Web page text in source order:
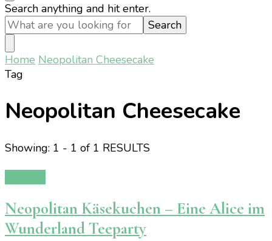
Looking
for
Something?
Search anything and hit enter.
Home Neopolitan Cheesecake
Tag
Neopolitan Cheesecake
Showing: 1 - 1 of 1 RESULTS
Neopolitan Käsekuchen – Eine Alice im
Wunderland Teeparty